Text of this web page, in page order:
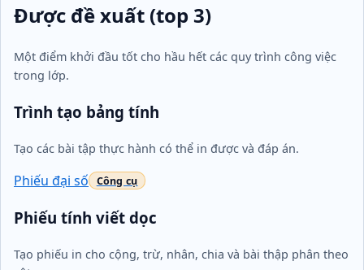
Được đề xuất (top 3)
Một điểm khởi đầu tốt cho hầu hết các quy trình công việc
trong lớp.
Trình tạo bảng tính
Tạo các bài tập thực hành có thể in được và đáp án.
Phiếu đại số
Phiếu tính viết dọc
Tạo phiếu in cho cộng, trừ, nhân, chia và bài thập phân theo